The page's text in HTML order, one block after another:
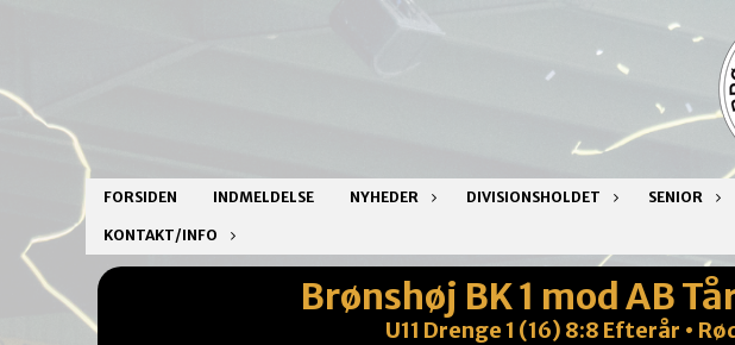
FORSIDEN INDMELDELSE NYHEDER DIVISIONSHOLDET SENIOR
KONTAKT/INFO
Brønshøj BK 1 mod AB
U11 Drenge 1 (16) 8:8 Efterår •